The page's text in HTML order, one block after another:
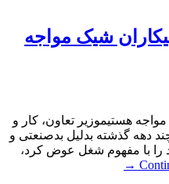
شیک مواجه
هستیموزیر تعاون، کار و
دهه گذشته بدلیل بدصنعتی و
با مفهوم شغل عوض کرد،
→